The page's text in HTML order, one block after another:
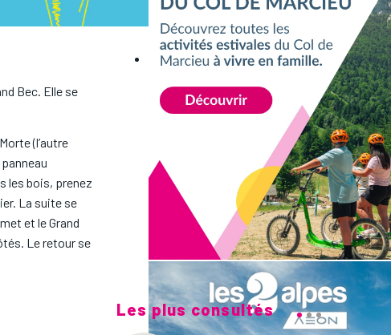
Bec. Elle se
(l’autre
les bois, prenez
La suite se
et le Grand
Le retour se
Les plus consultés